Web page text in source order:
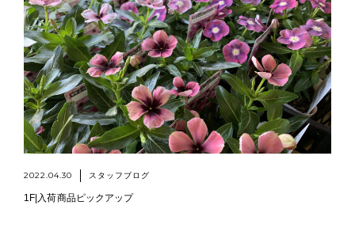
2022.04.30 スタッフブログ
1F|入荷商品ピックアップ